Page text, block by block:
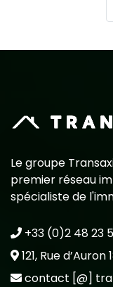
Le groupe
premier réseau
spécialiste de
+33 (0)2 48 23
121, Rue
contact [@]